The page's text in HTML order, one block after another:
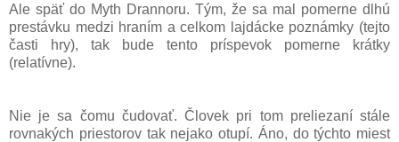
Ale späť do Myth Drannoru. Tým, že sa mal pomerne dlhú
prestávku medzi hraním a celkom lajdácke poznámky (tejto
časti hry), tak bude tento príspevok pomerne krátky
(relatívne).
Nie je sa čomu čudovať. Človek pri tom preliezaní stále
rovnakých priestorov tak nejako otupí. Áno, do týchto miest